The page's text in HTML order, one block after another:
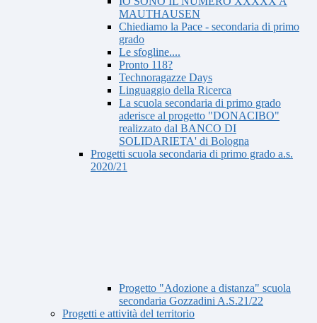
MAUTHAUSEN
Chiediamo la Pace - secondaria di primo
grado
Le sfogline....
Pronto 118?
Technoragazze Days
Linguaggio della Ricerca
La scuola secondaria di primo grado
aderisce al progetto "DONACIBO"
realizzato dal BANCO DI
SOLIDARIETA' di Bologna
Progetti scuola secondaria di primo grado a.s.
2020/21
Progetto "Adozione a distanza" scuola
secondaria Gozzadini A.S.21/22
Progetti e attività del territorio